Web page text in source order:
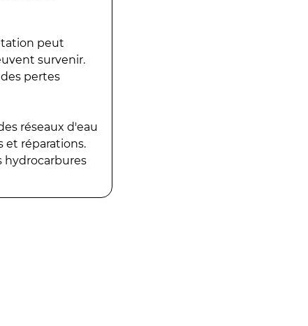
peut
survenir.
pertes
réseaux d'eau
réparations.
hydrocarbures